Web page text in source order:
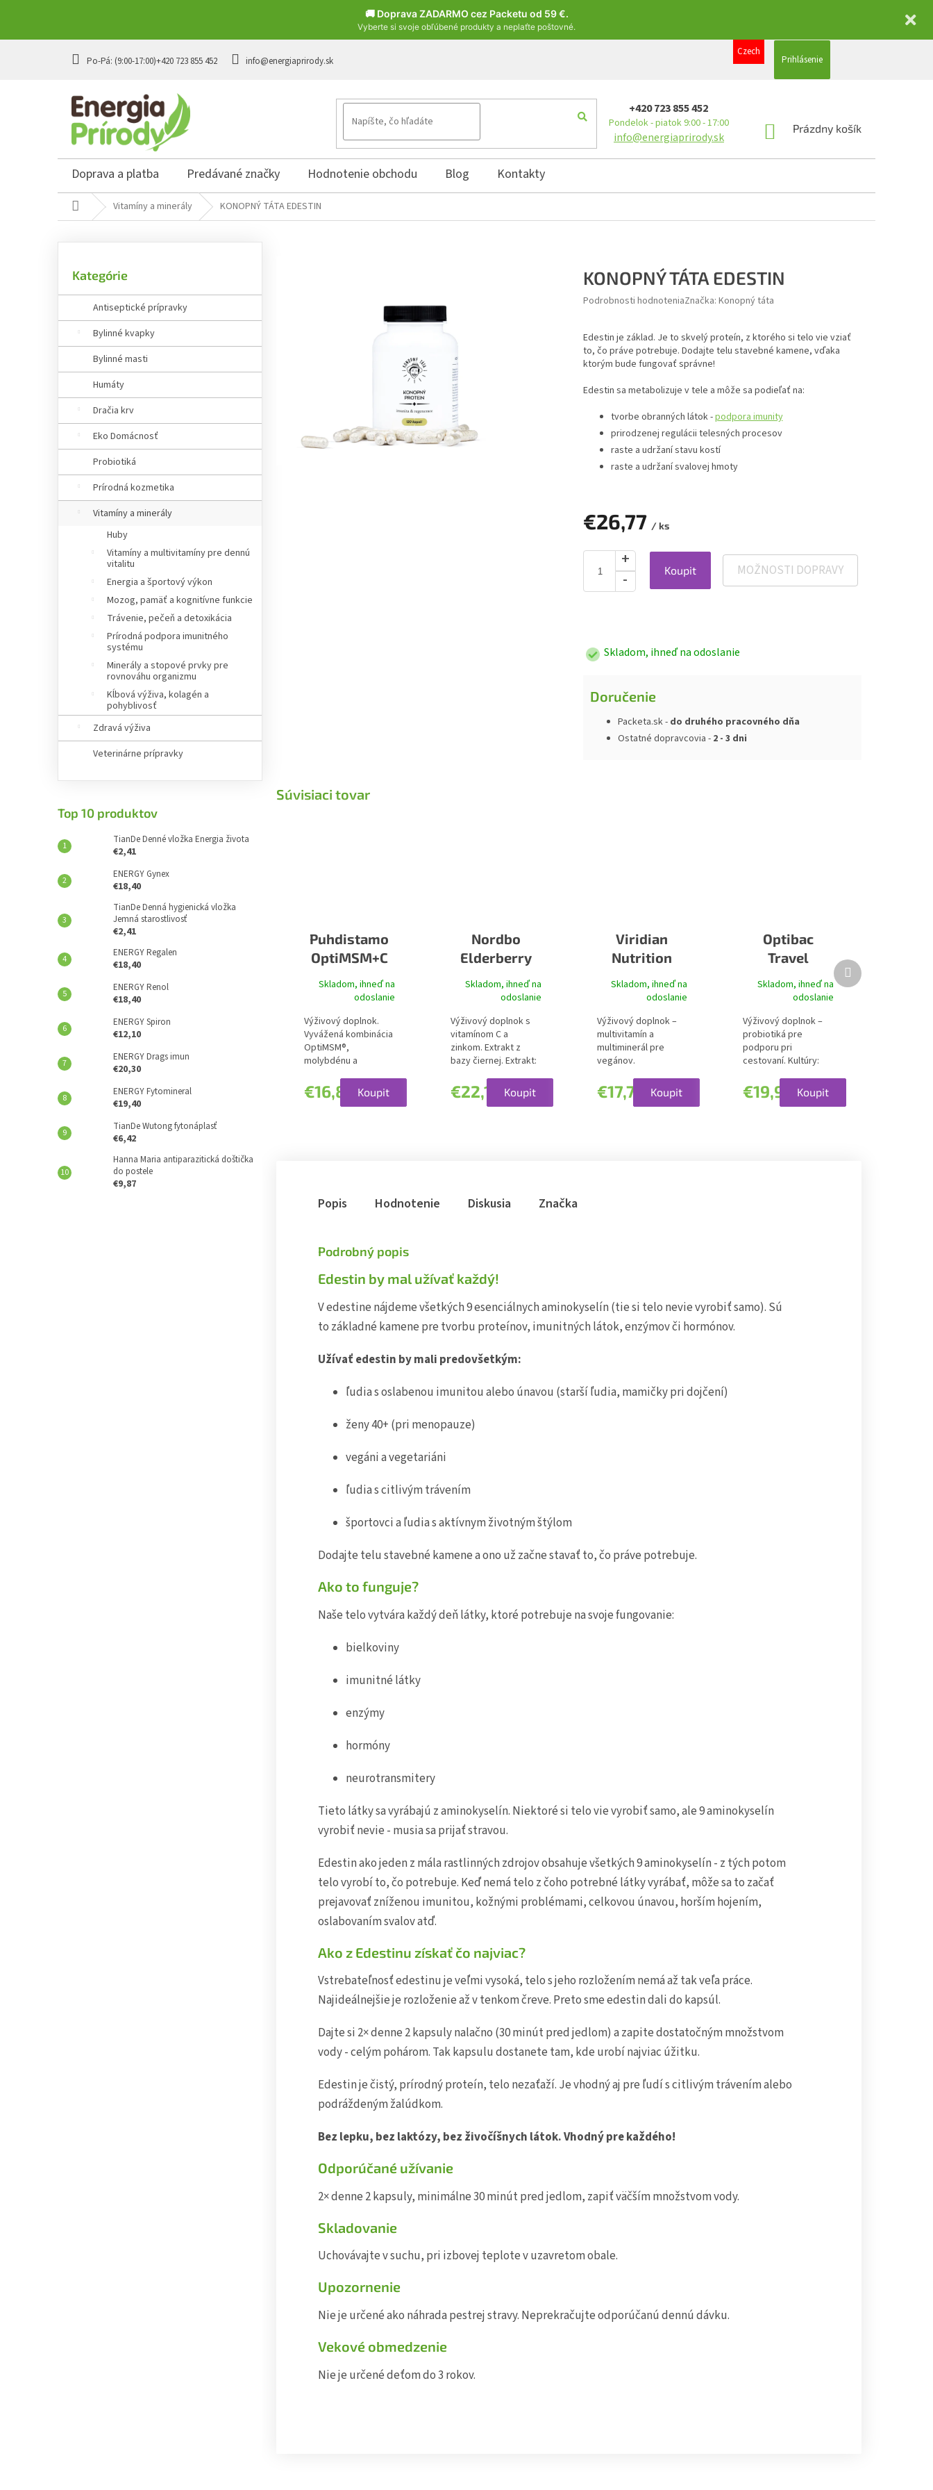
🚚 Doprava ZADARMO cez Packetu od 59 €.
Vyberte si svoje obľúbené produkty a neplaťte poštovné.
+420 723 855 452 info@energiaprirody.sk
Czech
Prihlásenie
+420 723 855 452
Pondelok - piatok 9:00 - 17:00
info@energiaprirody.sk
NÁKUPNÝ
Prázdny košík
Doprava a platba Predávané značky Hodnotenie obchodu Blog Kontakty
DomovVitamíny a minerály KONOPNÝ TÁTA EDESTIN
o
a
e
kategórie
Kategórie
Antiseptické prípravky
Bylinné kvapky
Bylinné masti
Humáty
Dračia krv
Eko Domácnosť
Probiotiká
Prírodná kozmetika
Vitamíny a minerály
Huby
Vitamíny a multivitamíny pre dennú
vitalitu
Energia a športový výkon
Mozog, pamäť a kognitívne funkcie
Trávenie, pečeň a detoxikácia
Prírodná podpora imunitného
systému
Minerály a stopové prvky pre
rovnováhu organizmu
Kĺbová výživa, kolagén a
pohyblivosť
Zdravá výživa
Veterinárne prípravky
Top 10 produktov
TianDe Denné vložka Energia života
€2,41
ENERGY Gynex
€18,40
TianDe Denná hygienická vložka
Jemná starostlivosť
€2,41
ENERGY Regalen
€18,40
ENERGY Renol
€18,40
ENERGY Spiron
€12,10
ENERGY Drags imun
€20,30
ENERGY Fytomineral
€19,40
TianDe Wutong fytonáplasť
€6,42
Hanna Maria antiparazitická doštička
do postele
€9,87
KONOPNÝ TÁTA EDESTIN
Podrobnosti hodnoteniaZnačka: Konopný táta
Edestin je základ. Je to skvelý proteín, z ktorého si telo vie vziať
to, čo práve potrebuje. Dodajte telu stavebné kamene, vďaka
ktorým bude fungovať správne!
Edestin sa metabolizuje v tele a môže sa podieľať na:
tvorbe obranných látok -podpora imunity
prirodzenej regulácii telesných procesov
raste a udržaní stavu kostí
raste a udržaní svalovej hmoty
€26,77 / ks
Koupit MOŽNOSTI DOPRAVY
Skladom, ihneď na odoslanie
Doručenie
Packeta.sk - do druhého pracovného dňa
Ostatné dopravcovia - 2 - 3 dni
Súvisiaci tovar
Puhdistamo
OptiMSM+C
Skladom, ihneď na
odoslanie
€16,85 Koupit
Výživový doplnok.
Vyvážená kombinácia
OptiMSM®,
molybdénu a
C – podpora...
Nordbo
Elderberry
Defence
(Extrakt z
bazy čiernej +
vit. C + zinok)
Skladom, ihneď na
odoslanie
€22,18 Koupit
Výživový doplnok s
vitamínom C a
zinkom. Extrakt z
bazy čiernej. Extrakt:
Viridian
Nutrition
Vegan Multi
Skladom, ihneď na
odoslanie
€17,74 Koupit
Výživový doplnok –
multivitamín a
multiminerál pre
vegánov.
Optibac
Travel
Abroad
Skladom, ihneď na
odoslanie
€19,96 Koupit
Výživový doplnok –
probiotiká pre
podporu pri
cestovaní. Kultúry:
Ďalší
produkt
Popis Hodnotenie Diskusia Značka
Podrobný popis
Edestin by mal užívať každý!
V edestine nájdeme všetkých 9 esenciálnych aminokyselín (tie si telo nevie vyrobiť samo). Sú
to základné kamene pre tvorbu proteínov, imunitných látok, enzýmov či hormónov.
Užívať edestin by mali predovšetkým:
ľudia s oslabenou imunitou alebo únavou (starší ľudia, mamičky pri dojčení)
ženy 40+ (pri menopauze)
vegáni a vegetariáni
ľudia s citlivým trávením
športovci a ľudia s aktívnym životným štýlom
Dodajte telu stavebné kamene a ono už začne stavať to, čo práve potrebuje.
Ako to funguje?
Naše telo vytvára každý deň látky, ktoré potrebuje na svoje fungovanie:
bielkoviny
imunitné látky
enzýmy
hormóny
neurotransmitery
Tieto látky sa vyrábajú z aminokyselín. Niektoré si telo vie vyrobiť samo, ale 9 aminokyselín
vyrobiť nevie - musia sa prijať stravou.
Edestin ako jeden z mála rastlinných zdrojov obsahuje všetkých 9 aminokyselín - z tých potom
telo vyrobí to, čo potrebuje. Keď nemá telo z čoho potrebné látky vyrábať, môže sa to začať
prejavovať zníženou imunitou, kožnými problémami, celkovou únavou, horším hojením,
oslabovaním svalov atď.
Ako z Edestinu získať čo najviac?
Vstrebateľnosť edestinu je veľmi vysoká, telo s jeho rozložením nemá až tak veľa práce.
Najideálnejšie je rozloženie až v tenkom čreve. Preto sme edestin dali do kapsúl.
Dajte si 2× denne 2 kapsuly nalačno (30 minút pred jedlom) a zapite dostatočným množstvom
vody - celým pohárom. Tak kapsulu dostanete tam, kde urobí najviac úžitku.
Edestin je čistý, prírodný proteín, telo nezaťaží. Je vhodný aj pre ľudí s citlivým trávením alebo
podráždeným žalúdkom.
Bez lepku, bez laktózy, bez živočíšnych látok. Vhodný pre každého!
Odporúčané užívanie
2× denne 2 kapsuly, minimálne 30 minút pred jedlom, zapiť väčším množstvom vody.
Skladovanie
Uchovávajte v suchu, pri izbovej teplote v uzavretom obale.
Upozornenie
Nie je určené ako náhrada pestrej stravy. Neprekračujte odporúčanú dennú dávku.
Vekové obmedzenie
Nie je určené deťom do 3 rokov.